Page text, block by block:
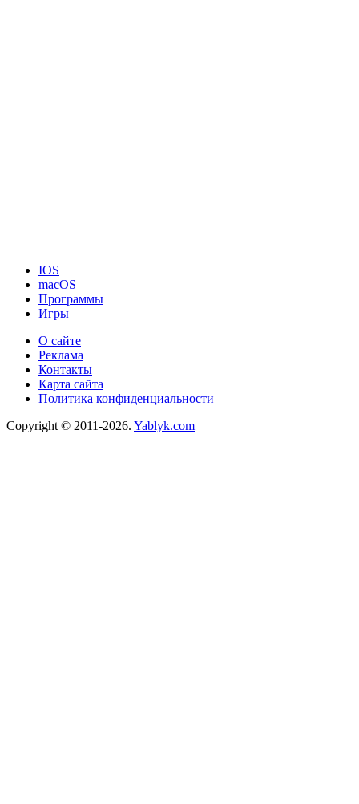
IOS
macOS
Программы
Игры
О сайте
Реклама
Контакты
Карта сайта
Политика конфиденциальности
Copyright © 2011-2026. Yablyk.сom